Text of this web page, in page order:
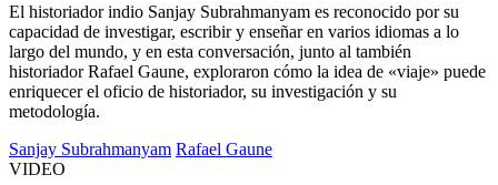
El historiador indio Sanjay Subrahmanyam es reconocido por su
capacidad de investigar, escribir y enseñar en varios idiomas a lo
largo del mundo, y en esta conversación, junto al también
historiador Rafael Gaune, exploraron cómo la idea de «viaje» puede
enriquecer el oficio de historiador, su investigación y su
metodología.
Sanjay Subrahmanyam Rafael Gaune
VIDEO